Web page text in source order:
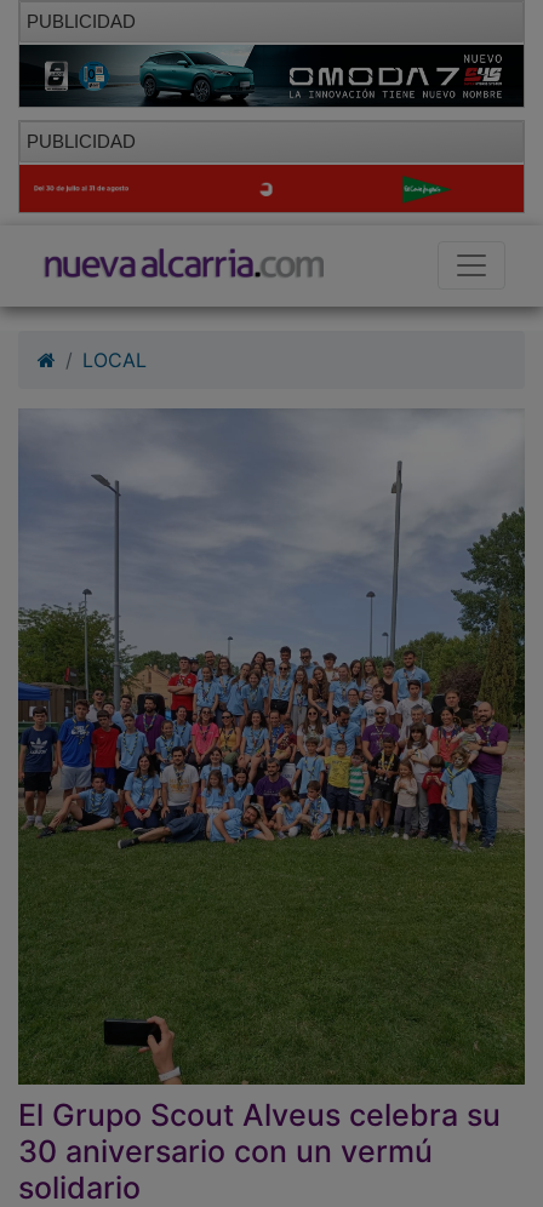
PUBLICIDAD
PUBLICIDAD
LOCAL
El Grupo Scout Alveus celebra su
30 aniversario con un vermú
solidario